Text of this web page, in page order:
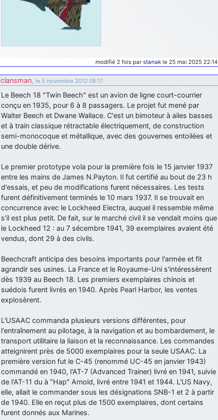
: Joyeux Noël à tous !
: mais tu peux tenter l'un des rares lycées militaires
scientifique, tu as donc encore un peu de temps devant toi
yaellerigolow: bonjour a tous je suis un élève de première
passionnée par l'aviation militaire , pourrais je savoir que faire après
le lycée pour s'orienter et pouvoir devenir officier de l'armée de l'air?
d9pouces : lesquels, par exemple ?
mahmoud: bonsoir, très instructif ce site .mais nous aimerions avoir
les photo des anciens appareils de l'armée de l'air de la haute -volta
d9pouces : Ça me casse quand même bien les pieds, j’avoue
jericho: Pour moi tout est à nouveau OK dirait-on… Merci à toi.
d9pouces: En espérant n’avoir coupé les accessoires de personne
au passage !
d9pouces: j'ai trouvé un palliatif un peu violent, mais ça devrait aller
un peu mieux
d9pouces: cette fois, c'est le Brésil et Singapour qui mettent le site
par terre
: Ah ben je peux te confirmer que j'étais resté dans le filtre…
d9pouces: Désolé ! Mon filtrage a été un peu trop violent
manifestement
tout voir
modifié 2 fois par stanak le 25 mai 2025 22:14
clansman, le 5 novembre 2012 08:17
Le Beech 18 "Twin Beech" est un avion de ligne court-courrier
conçu en 1935, pour 6 à 8 passagers. Le projet fut mené par
Walter Beech et Dwane Wallace. C'est un bimoteur à ailes basses
et à train classique rétractable électriquement, de construction
semi-monocoque et métallique, avec des gouvernes entoilées et
une double dérive.
Le premier prototype vola pour la première fois le 15 janvier 1937
entre les mains de James N.Payton. Il fut certifié au bout de 23 h
d'essais, et peu de modifications furent nécessaires. Les tests
furent définitivement terminés le 10 mars 1937. Il se trouvait en
concurrence avec le Lockheed Electra, auquel il ressemble même
s'il est plus petit. De fait, sur le marché civil il se vendait moins que
le Lockheed 12 : au 7 sécembre 1941, 39 exemplaires avaient été
vendus, dont 29 à des civils.
Beechcraft anticipa des besoins importants pour l'armée et fit
agrandir ses usines. La France et le Royaume-Uni s'intéressèrent
dès 1939 au Beech 18. Les premiers exemplaires chinois et
suédois furent livrés en 1940. Après Pearl Harbor, les ventes
explosèrent.
L'USAAC commanda plusieurs versions différentes, pour
l'entraînement au pilotage, à la navigation et au bombardement, le
transport utilitaire la liaison et la reconnaissance. Les commandes
atteignirent près de 5000 exemplaires pour la seule USAAC. La
première version fut le C-45 (renommé UC-45 en janvier 1943)
commandé en 1940, l'AT-7 (Advanced Trainer) livré en 1941, suivie
de l'AT-11 du à "Hap" Arnold, livré entre 1941 et 1944. L'US Navy,
elle, allait le commander sous les désignations SNB-1 et 2 à partir
de 1940. Elle en reçut plus de 1500 exemplaires, dont certains
furent donnés aux Marines.